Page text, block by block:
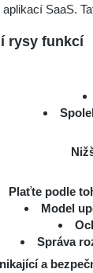
SaaS.
rysy funkcí
Plaťte podle
Model
Správa
a